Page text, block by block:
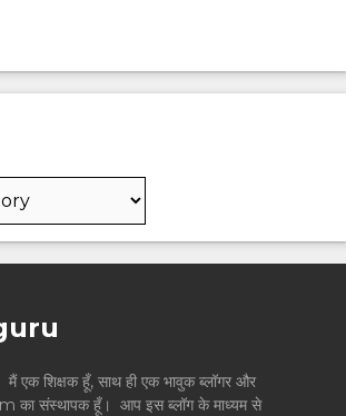
मैं एक शिक्षक हूँ, साथ ही एक भावुक ब्लॉगर और
का संस्थापक हूँ। आप इस ब्लॉग के माध्यम से